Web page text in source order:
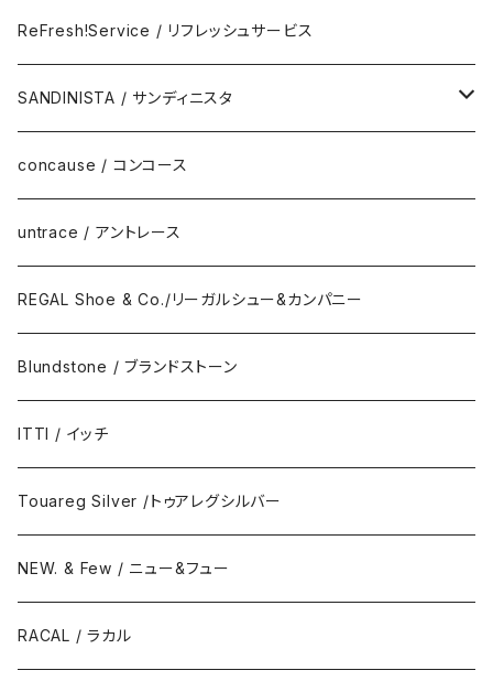
Eyewear
ReFresh!Service / リフレッシュサービス
ReFresh!Service / リフレッシュサービス
SANDINISTA / サンディニスタ
DAILY STANDARD
concause / コンコース
untrace / アントレース
REGAL Shoe & Co./リーガルシュー&カンパニー
Blundstone / ブランドストーン
ITTI / イッチ
Touareg Silver /トゥアレグシルバー
NEW. & Few / ニュー&フュー
RACAL / ラカル